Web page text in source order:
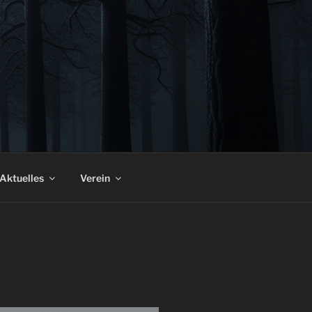
Aktuelles Verein